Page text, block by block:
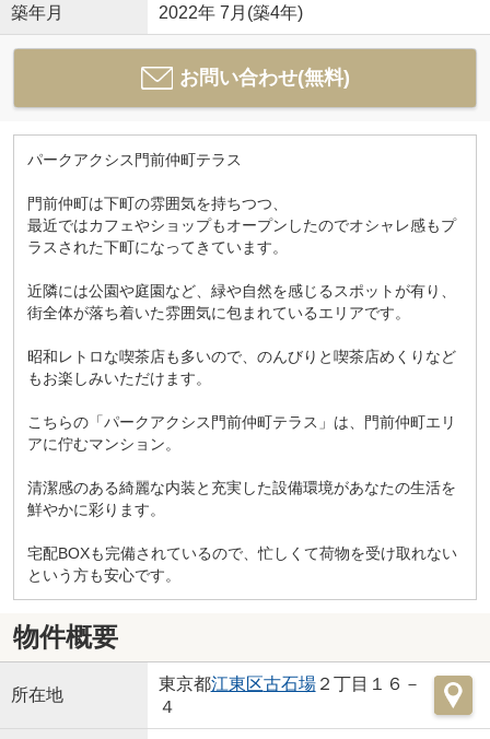
築年月 2022年 7月(築4年)
お問い合わせ(無料)
パークアクシス門前仲町テラス
門前仲町は下町の雰囲気を持ちつつ、
最近ではカフェやショップもオープンしたのでオシャレ感もプ
ラスされた下町になってきています。
近隣には公園や庭園など、緑や自然を感じるスポットが有り、
街全体が落ち着いた雰囲気に包まれているエリアです。
昭和レトロな喫茶店も多いので、のんびりと喫茶店めくりなど
もお楽しみいただけます。
こちらの「パークアクシス門前仲町テラス」は、門前仲町エリ
アに佇むマンション。
清潔感のある綺麗な内装と充実した設備環境があなたの生活を
鮮やかに彩ります。
宅配BOXも完備されているので、忙しくて荷物を受け取れない
という方も安心です。
物件概要
所在地
東京都江東区古石場２丁目１６－
４